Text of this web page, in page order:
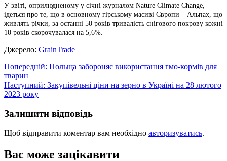
У звіті, оприлюдненому у січні журналом Nature Climate Change,
ідеться про те, що в основному гірському масиві Європи – Альпах, що
живлять річки, за останні 50 років тривалість снігового покрову кожні
10 років скорочувалася на 5,6%.
Джерело: GrainTrade
Навігація
записів
Попередній: Польща забороняє використання гмо-кормів для
тварин
Наступний: Закупівельні ціни на зерно в Україні на 28 лютого
2023 року
Залишити відповідь
Щоб відправити коментар вам необхідно авторизуватись.
Вас може зацікавити